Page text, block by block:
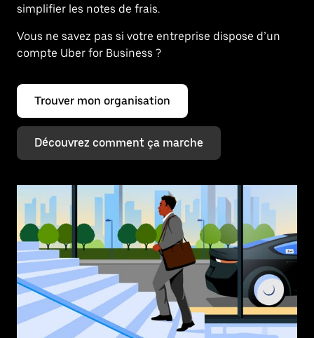
simplifier les notes de frais.
Vous ne savez pas si votre entreprise dispose d’un
compte Uber for Business ?
Trouver mon organisation
Découvrez comment ça marche